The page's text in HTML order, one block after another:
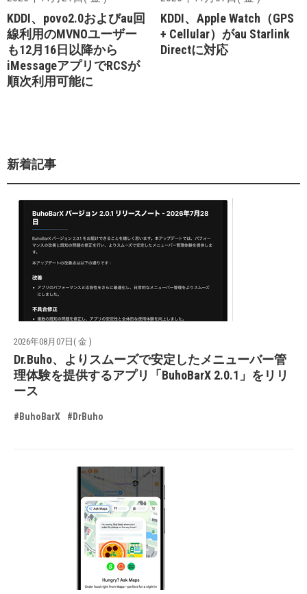
KDDI、povo2.0およびau回
線利用のMVNOユーザー
も12月16日以降から
iMessageアプリでRCSが
順次利用可能に
KDDI、Apple Watch（GPS
+ Cellular）がau Starlink
Directに対応
新着記事
2026年08月07日( 金 )
Dr.Buho、よりスムーズで安定したメニューバー管
理体験を提供するアプリ「BuhoBarX 2.0.1」をリリ
ース
#BuhoBarX #DrBuho